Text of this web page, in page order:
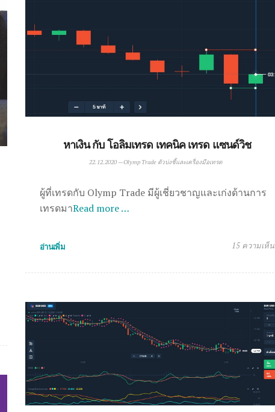
หาเงิน กับ โอลิมเทรด เทคนิค เทรด แซนด์วิช
22.12.2020 —Olymp Trade ตัวบ่งชี้และเครื่องมือเทรด
ผู้ที่เทรดกับ Olymp Trade มีผู้เชี่ยวชาญและเก่งด้านการ
เทรดมาRead more …
อ่านเพิ่ม 15 ความเห็น